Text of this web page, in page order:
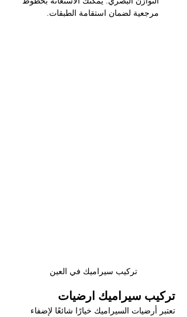
مرجعية لضمان استقامة الطبقات.
تركيب سيراميك في العين
تركيب سيراميك ارضيات
تعتبر أرضيات السيراميك خيارًا شائعًا لإضفاء